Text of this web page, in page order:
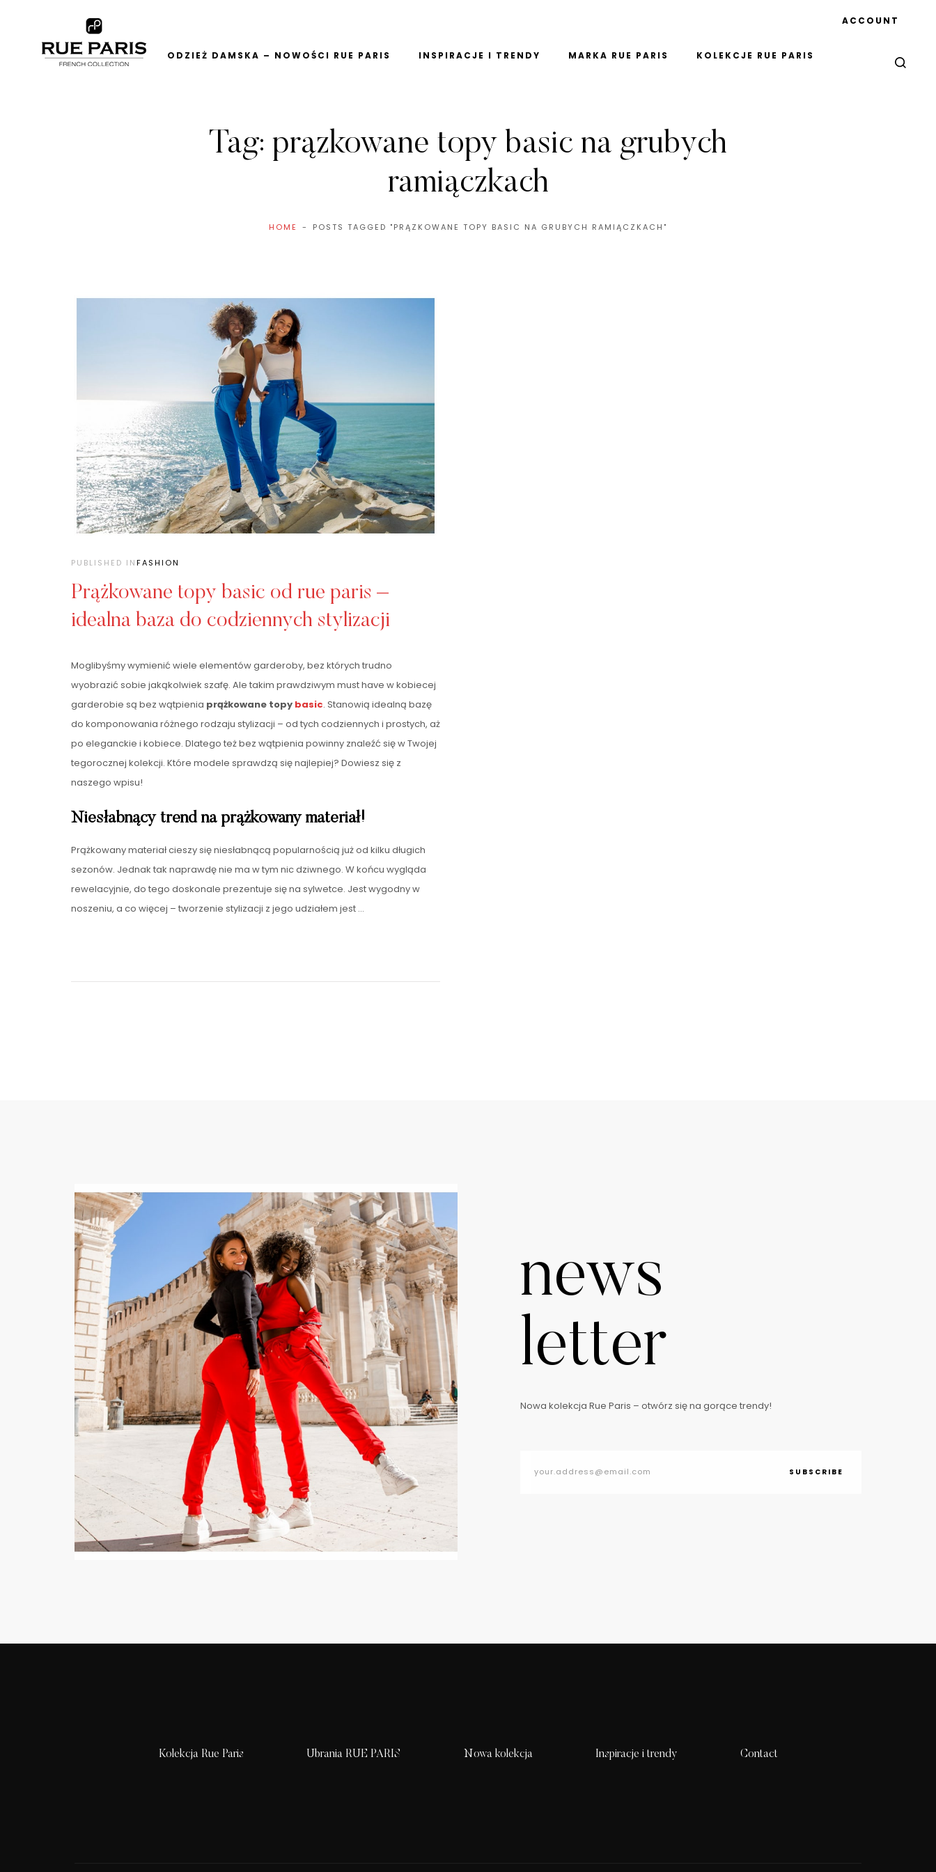
ODZIEŻ DAMSKA – NOWOŚCI RUE PARIS INSPIRACJE I TRENDY MARKA RUE PARIS KOLEKCJE RUE PARIS
ACCOUNT
Tag: prązkowane topy basic na grubych
ramiączkach
HOME POSTS TAGGED "PRĄZKOWANE TOPY BASIC NA GRUBYCH RAMIĄCZKACH"
PUBLISHED INFASHION
Prążkowane topy basic od rue paris –
idealna baza do codziennych stylizacji
Moglibyśmy wymienić wiele elementów garderoby, bez których trudno
wyobrazić sobie jakąkolwiek szafę. Ale takim prawdziwym must have w kobiecej
garderobie są bez wątpienia prążkowane topy basic. Stanowią idealną bazę
do komponowania różnego rodzaju stylizacji – od tych codziennych i prostych, aż
po eleganckie i kobiece. Dlatego też bez wątpienia powinny znaleźć się w Twojej
tegorocznej kolekcji. Które modele sprawdzą się najlepiej? Dowiesz się z
naszego wpisu!
Niesłabnący trend na prążkowany materiał!
Prążkowany materiał cieszy się niesłabnącą popularnością już od kilku długich
sezonów. Jednak tak naprawdę nie ma w tym nic dziwnego. W końcu wygląda
rewelacyjnie, do tego doskonale prezentuje się na sylwetce. Jest wygodny w
noszeniu, a co więcej – tworzenie stylizacji z jego udziałem jest …
news
letter
Nowa kolekcja Rue Paris – otwórz się na gorące trendy!
SUBSCRIBE
Kolekcja Rue Paris Ubrania RUE PARIS Nowa kolekcja Inspiracje i trendy Contact